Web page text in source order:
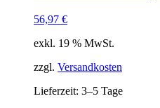
56,97 €
exkl. 19 % MwSt.
zzgl. Versandkosten
Lieferzeit: 3–5 Tage